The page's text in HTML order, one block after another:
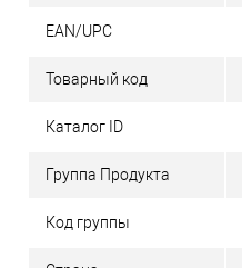
EAN/UPC
Товарный код
Каталог ID
Группа Продукта
Код группы